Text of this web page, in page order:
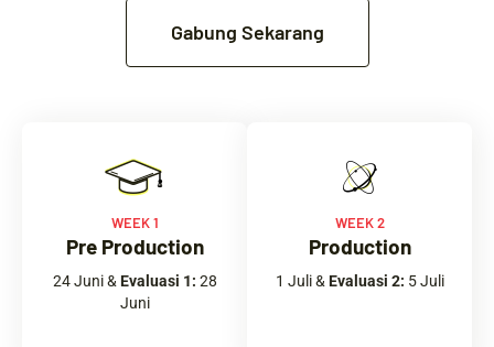
Gabung Sekarang
WEEK 1
Pre Production
24 Juni & Evaluasi 1: 28
Juni
WEEK 2
Production
1 Juli & Evaluasi 2: 5 Juli